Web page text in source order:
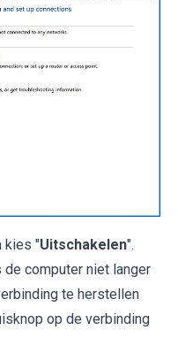
kies "Uitschakelen".
computer niet langer
te herstellen
op de verbinding